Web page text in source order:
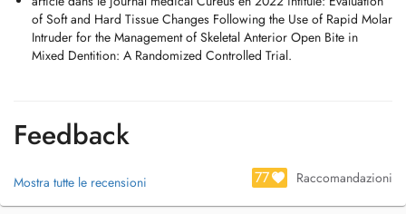
of Soft and Hard Tissue Changes Following the Use of Rapid Molar
Intruder for the Management of Skeletal Anterior Open Bite in
Mixed Dentition: A Randomized Controlled Trial.
Feedback
Mostra tutte le recensioni 77 Raccomandazioni